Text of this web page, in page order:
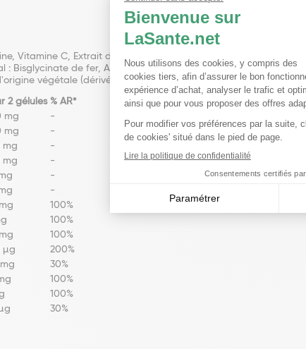
Vitamine C, Extrait de roquette (Eruca sativa), Méthionine,
: Bisglycinate de fer, Anti-agglomérant : Sels de magnésium
végétale (dérivé de cellulose).
2 gélules % AR*
mg
-
mg
-
mg
-
mg
-
-
-
100%
100%
100%
µg
200%
30%
100%
100%
30%